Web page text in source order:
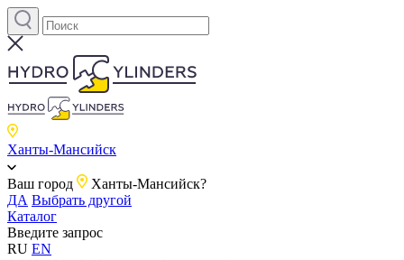
Ханты-Мансийск
Ваш город
Ханты-Мансийск?
ДА Выбрать другой
Каталог
Введите запрос
RU EN